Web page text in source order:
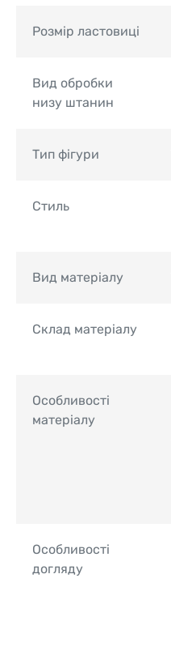
Розмір ластовиці
Вид обробки
низу штанин
Тип фігури
Стиль
Вид матеріалу
Склад матеріалу
Особливості
матеріалу
Особливості
догляду